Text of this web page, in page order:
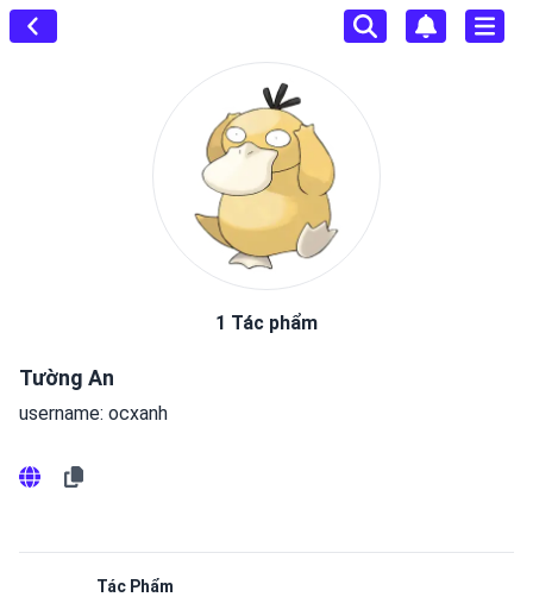
1 Tác phẩm
Tường An
username: ocxanh
Tác Phẩm